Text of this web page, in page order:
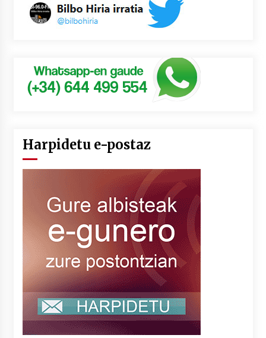
Harpidetu e-postaz